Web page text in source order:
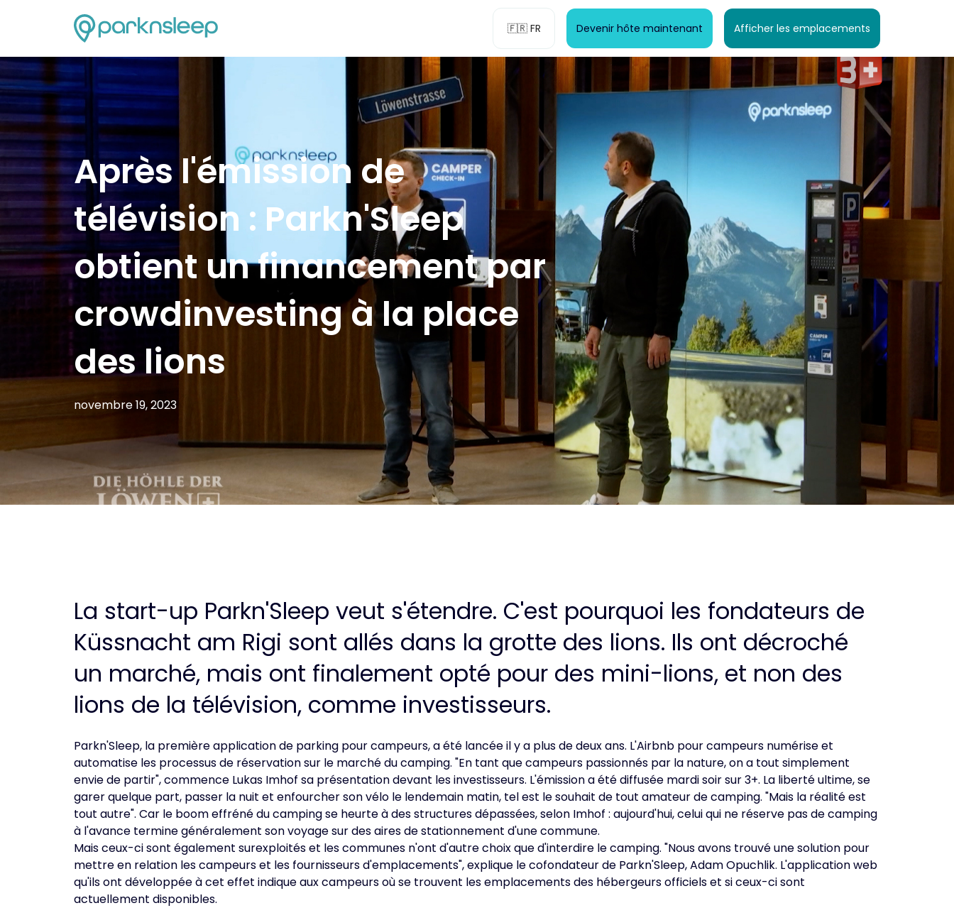
🇫🇷 FR Devenir hôte maintenant Afficher les emplacements
Après l'émission de
télévision : Parkn'Sleep
obtient un financement par
crowdinvesting à la place
des lions
novembre 19, 2023
La start-up Parkn'Sleep veut s'étendre. C'est pourquoi les fondateurs de
Küssnacht am Rigi sont allés dans la grotte des lions. Ils ont décroché
un marché, mais ont finalement opté pour des mini-lions, et non des
lions de la télévision, comme investisseurs.
Parkn'Sleep, la première application de parking pour campeurs, a été lancée il y a plus de deux ans. L'Airbnb pour campeurs numérise et
automatise les processus de réservation sur le marché du camping. "En tant que campeurs passionnés par la nature, on a tout simplement
envie de partir", commence Lukas Imhof sa présentation devant les investisseurs. L'émission a été diffusée mardi soir sur 3+. La liberté ultime, se
garer quelque part, passer la nuit et enfourcher son vélo le lendemain matin, tel est le souhait de tout amateur de camping. "Mais la réalité est
tout autre". Car le boom effréné du camping se heurte à des structures dépassées, selon Imhof : aujourd'hui, celui qui ne réserve pas de camping
à l'avance termine généralement son voyage sur des aires de stationnement d'une commune.
Mais ceux-ci sont également surexploités et les communes n'ont d'autre choix que d'interdire le camping. "Nous avons trouvé une solution pour
mettre en relation les campeurs et les fournisseurs d'emplacements", explique le cofondateur de Parkn'Sleep, Adam Opuchlik. L'application web
qu'ils ont développée à cet effet indique aux campeurs où se trouvent les emplacements des hébergeurs officiels et si ceux-ci sont
actuellement disponibles.